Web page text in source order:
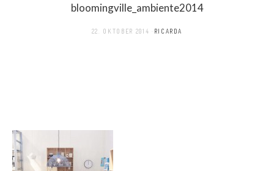
bloomingville_ambiente2014
22. OKTOBER 2014 RICARDA